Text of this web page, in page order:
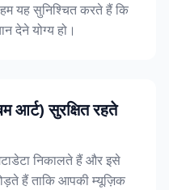
यह सुनिश्चित करते हैं कि
देने योग्य हो।
आर्ट) सुरक्षित रहते
निकालते हैं और इसे
हैं ताकि आपकी म्यूज़िक